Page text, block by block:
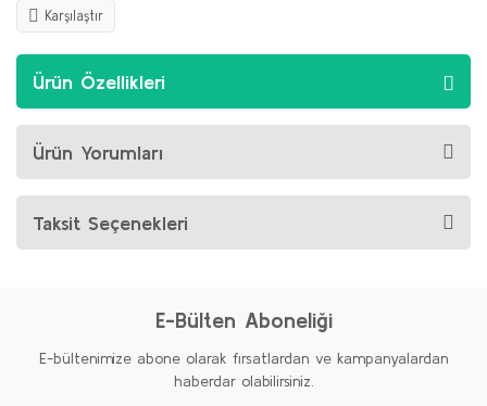
Karşılaştır
Ürün Özellikleri
Ürün Yorumları
Taksit Seçenekleri
E-Bülten Aboneliği
E-bültenimize abone olarak fırsatlardan ve kampanyalardan
haberdar olabilirsiniz.